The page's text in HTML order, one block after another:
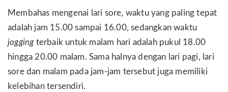
Membahas mengenai lari sore, waktu yang paling tepat
adalah jam 15.00 sampai 16.00, sedangkan waktu
joggingterbaik untuk malam hari adalah pukul 18.00
hingga 20.00 malam. Sama halnya dengan lari pagi, lari
sore dan malam pada jam-jam tersebut juga memiliki
kelebihan tersendiri.